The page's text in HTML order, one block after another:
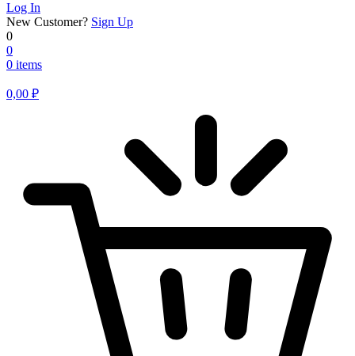
Log In
New Customer? Sign Up
0
0
0 items
0,00 ₽